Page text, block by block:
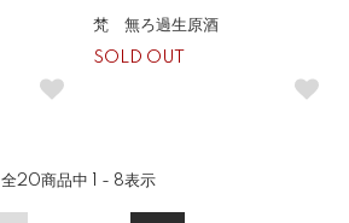
梵 無ろ過生原酒
SOLD OUT
全20商品中 1 - 8表示